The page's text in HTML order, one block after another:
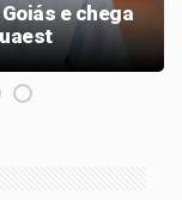
e chega